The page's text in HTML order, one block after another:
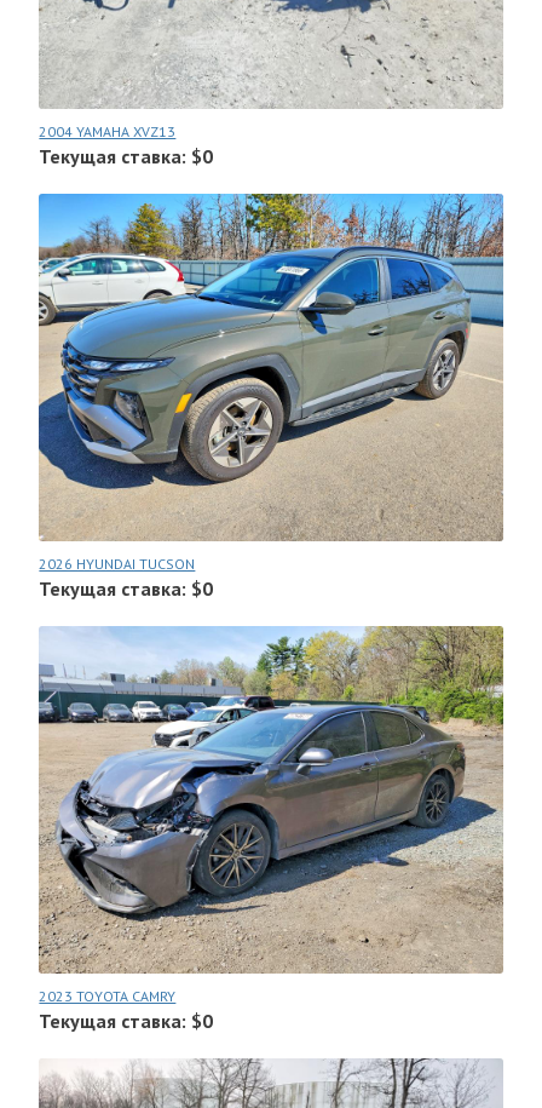
2004 YAMAHA XVZ13
Текущая ставка: $0
2026 HYUNDAI TUCSON
Текущая ставка: $0
2023 TOYOTA CAMRY
Текущая ставка: $0